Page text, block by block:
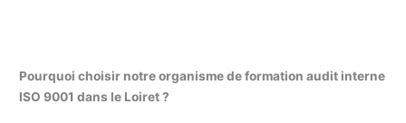
Pourquoi choisir notre organisme de formation audit interne
ISO 9001 dans le Loiret ?